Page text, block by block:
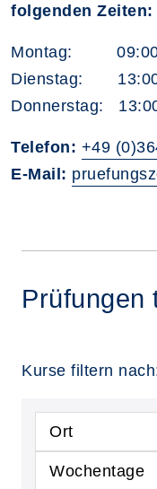
folgenden Zeiten:
Montag: 09:00
Dienstag: 13:00
Donnerstag:
Telefon: +49
E-Mail:
Prüfungen
Kurse filtern
Ort
Wochentage